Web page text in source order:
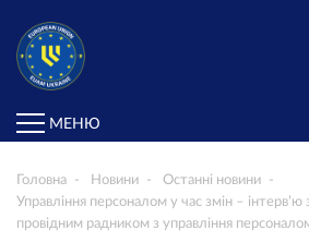
МЕНЮ
Головна Новини
Останні новини
Управління персоналом у час змін –
провідним радником з управління